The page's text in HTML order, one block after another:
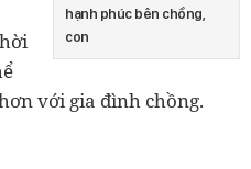
hạnh phúc bên chồng,
con
với gia đình chồng.